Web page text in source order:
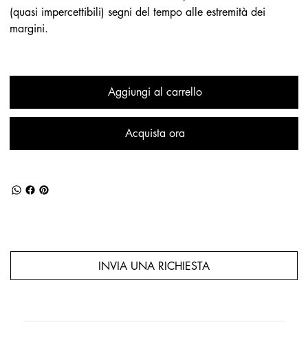
(quasi impercettibili) segni del tempo alle estremità dei
margini.
Aggiungi al carrello
Acquista ora
INVIA UNA RICHIESTA